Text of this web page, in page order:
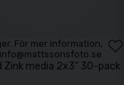
För mer information,
Zink media 2x3" 30-pack